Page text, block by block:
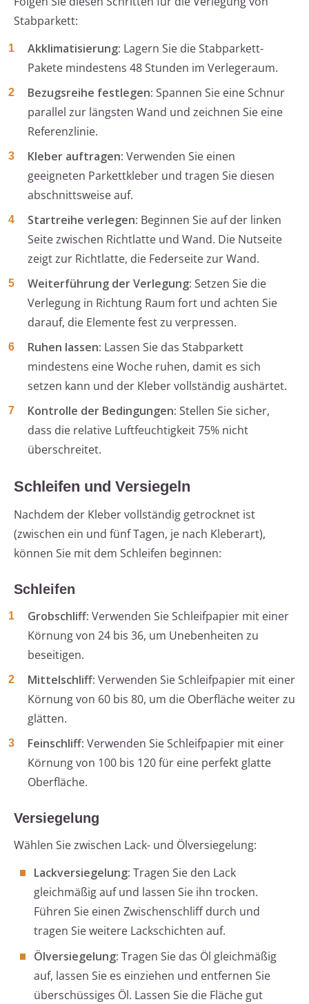
Stabparkett:
Akklimatisierung: Lagern Sie die Stabparkett-
Pakete mindestens 48 Stunden im Verlegeraum.
Bezugsreihe festlegen: Spannen Sie eine Schnur
parallel zur längsten Wand und zeichnen Sie eine
Referenzlinie.
Kleber auftragen: Verwenden Sie einen
geeigneten Parkettkleber und tragen Sie diesen
abschnittsweise auf.
Startreihe verlegen: Beginnen Sie auf der linken
Seite zwischen Richtlatte und Wand. Die Nutseite
zeigt zur Richtlatte, die Federseite zur Wand.
Weiterführung der Verlegung: Setzen Sie die
Verlegung in Richtung Raum fort und achten Sie
darauf, die Elemente fest zu verpressen.
Ruhen lassen: Lassen Sie das Stabparkett
mindestens eine Woche ruhen, damit es sich
setzen kann und der Kleber vollständig aushärtet.
Kontrolle der Bedingungen: Stellen Sie sicher,
dass die relative Luftfeuchtigkeit 75% nicht
überschreitet.
Schleifen und Versiegeln
Nachdem der Kleber vollständig getrocknet ist
(zwischen ein und fünf Tagen, je nach Kleberart),
können Sie mit dem Schleifen beginnen:
Schleifen
Grobschliff: Verwenden Sie Schleifpapier mit einer
Körnung von 24 bis 36, um Unebenheiten zu
beseitigen.
Mittelschliff: Verwenden Sie Schleifpapier mit einer
Körnung von 60 bis 80, um die Oberfläche weiter zu
glätten.
Feinschliff: Verwenden Sie Schleifpapier mit einer
Körnung von 100 bis 120 für eine perfekt glatte
Oberfläche.
Versiegelung
Wählen Sie zwischen Lack- und Ölversiegelung:
Lackversiegelung: Tragen Sie den Lack
gleichmäßig auf und lassen Sie ihn trocken.
Führen Sie einen Zwischenschliff durch und
tragen Sie weitere Lackschichten auf.
Ölversiegelung: Tragen Sie das Öl gleichmäßig
auf, lassen Sie es einziehen und entfernen Sie
überschüssiges Öl. Lassen Sie die Fläche gut